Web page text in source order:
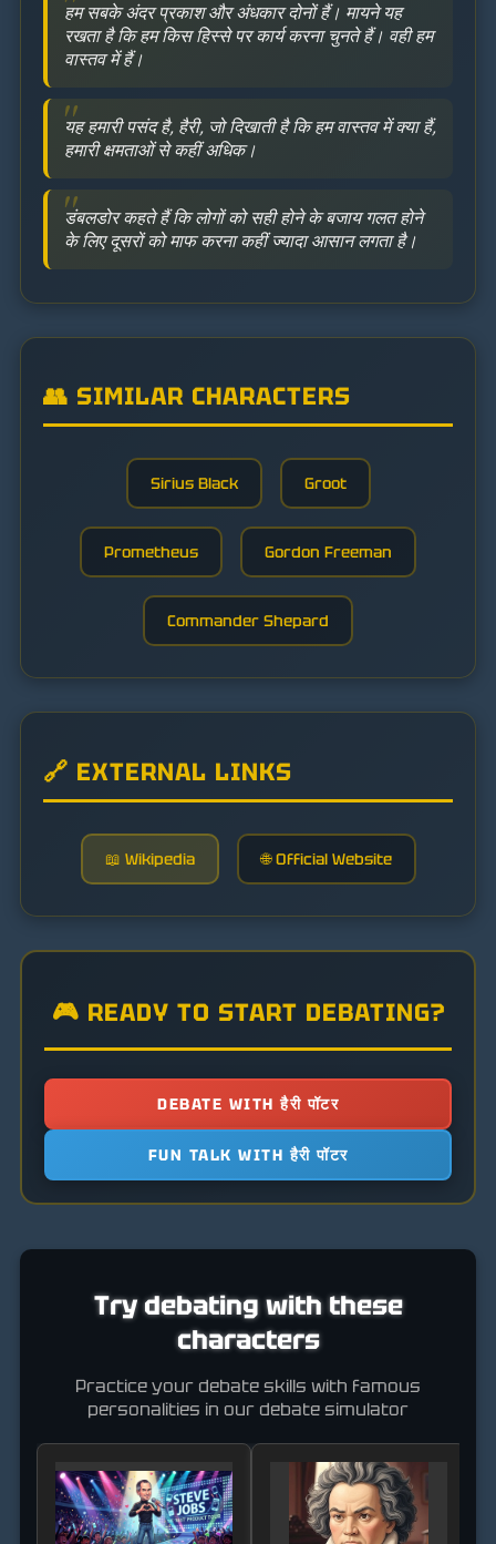
हम सबके अंदर प्रकाश और अंधकार दोनों हैं। मायने यह
रखता है कि हम किस हिस्से पर कार्य करना चुनते हैं। वही हम
वास्तव में हैं।
यह हमारी पसंद है, हैरी, जो दिखाती है कि हम वास्तव में क्या हैं,
हमारी क्षमताओं से कहीं अधिक।
डंबलडोर कहते हैं कि लोगों को सही होने के बजाय गलत होने
के लिए दूसरों को माफ करना कहीं ज्यादा आसान लगता है।
👥 SIMILAR CHARACTERS
Sirius Black Groot
Prometheus Gordon Freeman
Commander Shepard
🔗 EXTERNAL LINKS
📖 Wikipedia 🌐 Official Website
🎮 READY TO START DEBATING?
DEBATE WITH हैरी पॉटर
FUN TALK WITH हैरी पॉटर
Try debating with these
characters
Practice your debate skills with famous
personalities in our debate simulator